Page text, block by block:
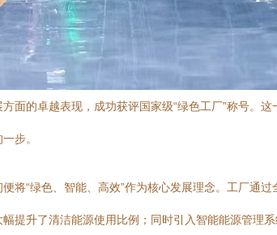
面的卓越表现，成功获评国家级“绿色工厂”称号。
步。
将“绿色、智能、高效”作为核心发展理念。工厂通
提升了清洁能源使用比例；同时引入智能能源管理